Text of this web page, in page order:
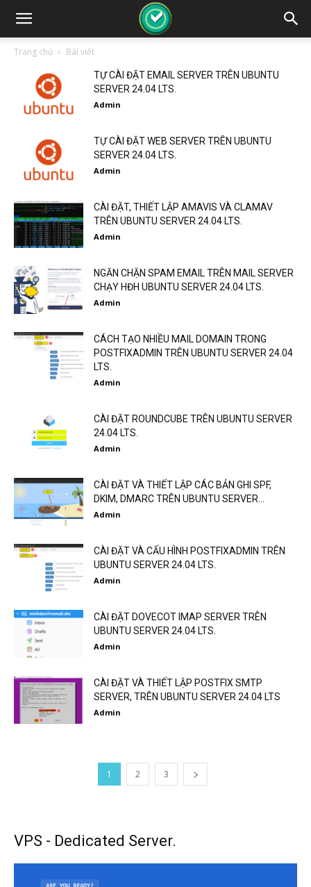
Trang chủ Bài viết
TỰ CÀI ĐẶT EMAIL SERVER TRÊN UBUNTU
SERVER 24.04 LTS.
Admin
TỰ CÀI ĐẶT WEB SERVER TRÊN UBUNTU
SERVER 24.04 LTS.
Admin
CÀI ĐẶT, THIẾT LẬP AMAVIS VÀ CLAMAV
TRÊN UBUNTU SERVER 24.04 LTS.
Admin
NGĂN CHẶN SPAM EMAIL TRÊN MAIL SERVER
CHẠY HĐH UBUNTU SERVER 24.04 LTS.
Admin
CÁCH TẠO NHIỀU MAIL DOMAIN TRONG
POSTFIXADMIN TRÊN UBUNTU SERVER 24.04
LTS.
Admin
CÀI ĐẶT ROUNDCUBE TRÊN UBUNTU SERVER
24.04 LTS.
Admin
CÀI ĐẶT VÀ THIẾT LẬP CÁC BẢN GHI SPF,
DKIM, DMARC TRÊN UBUNTU SERVER...
Admin
CÀI ĐẶT VÀ CẤU HÌNH POSTFIXADMIN TRÊN
UBUNTU SERVER 24.04 LTS.
Admin
CÀI ĐẶT DOVECOT IMAP SERVER TRÊN
UBUNTU SERVER 24.04 LTS.
Admin
CÀI ĐẶT VÀ THIẾT LẬP POSTFIX SMTP
SERVER, TRÊN UBUNTU SERVER 24.04 LTS
Admin
1 2 3
VPS - Dedicated Server.